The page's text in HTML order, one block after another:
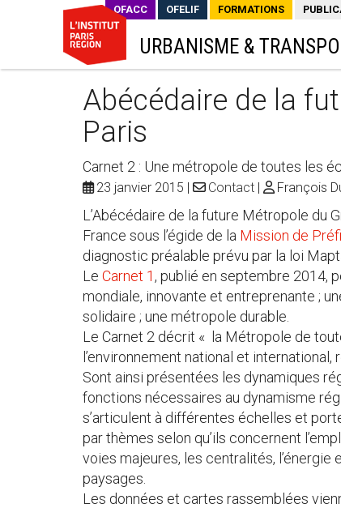
OFACC OFELIF FORMATIONS
URBANISME &
Abécédaire de la
Paris
Carnet 2 : Une métropole de toutes les
23 janvier 2015 Contact François
L’Abécédaire de la future Métropole du
France sous l’égide de la Mission de
diagnostic préalable prévu par la loi
Le Carnet 1, publié en septembre 2014,
mondiale, innovante et entreprenante ;
solidaire ; une métropole durable.
Le Carnet 2 décrit « la Métropole de
l’environnement national et international,
Sont ainsi présentées les dynamiques
fonctions nécessaires au dynamisme
s’articulent à différentes échelles et
par thèmes selon qu’ils concernent
voies majeures, les centralités,
paysages.
Les données et cartes rassemblées